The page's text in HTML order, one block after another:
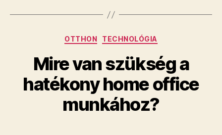
Kategóriák
OTTHON TECHNOLÓGIA
Mire van szükség a
hatékony home office
munkához?